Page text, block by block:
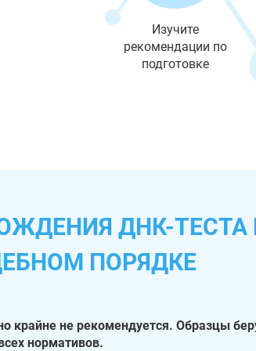
Изучите
рекомендации по
подготовке
ДНК-ТЕСТА
ПОРЯДКЕ
крайне не рекомендуется. Образцы
нормативов.